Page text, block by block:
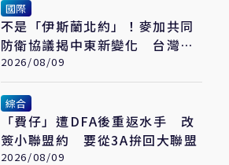
國際
不是「伊斯蘭北約」！麥加共同
防衛協議揭中東新變化 台灣該
看懂「多層次安全」
2026/08/09
綜合
「費仔」遭DFA後重返水手 改
簽小聯盟約 要從3A拚回大聯盟
2026/08/09